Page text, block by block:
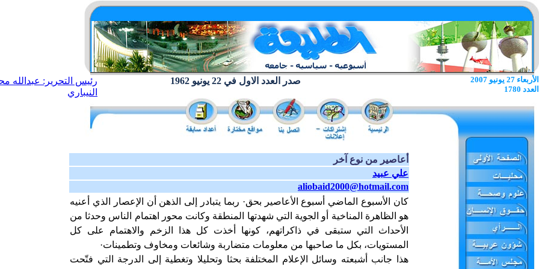
رئيس التحرير: عبدالله
النيباري
صدر العدد الاول في 22 يونيو 1962
الأربعاء 27 يونيو 2007
العدد 1780
أعاصير من نوع آخر
علي عبيد
aliobaid2000@hotmail.com
كان الأسبوع الماضي أسبوع الأعاصير بحق· ربما يتبادر إلى الذهن أن الإعصار الذي أعنيه
هو الظاهرة المناخية أو الجوية التي شهدتها المنطقة وكانت محور اهتمام الناس وحدثا من
الأحداث التي ستبقى في ذاكراتهم، كونها أخذت كل هذا الزخم والاهتمام على كل
المستويات، بكل ما صاحبها من معلومات متضاربة وشائعات ومخاوف وتطمينات·
هذا جانب أشبعته وسائل الإعلام المختلفة بحثا وتحليلا وتغطية إلى الدرجة التي فتّحت